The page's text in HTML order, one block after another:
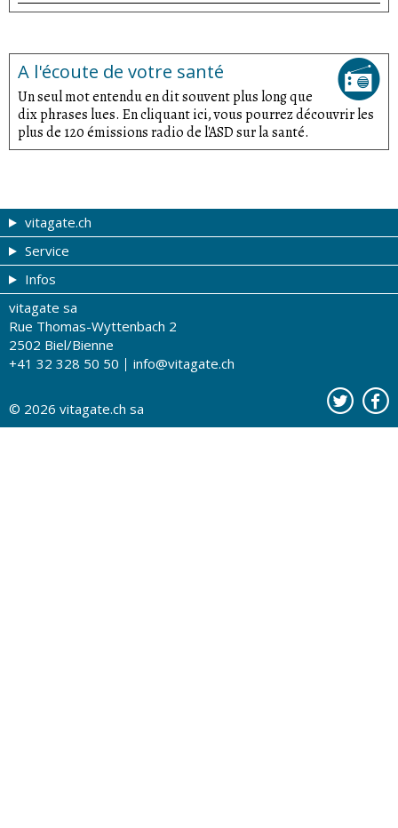
A l'écoute de votre santé
Un seul mot entendu en dit souvent plus long que
dix phrases lues. En cliquant ici, vous pourrez découvrir les
plus de 120 émissions radio de l'ASD sur la santé.
vitagate.ch
Forme et beauté
Thèmes de A à Z
Thérapies
La santé sur les ondes
Tests de santé
Service
Coupons
Tribune du droguiste
Lachen Drogerie GmbH
Drogueries partenaires
Contact
Infos
Impressum
Conditions d'utilisation
A notre sujet
Publicité sur vitagate.ch
vitagate sa
Rue Thomas-Wyttenbach 2
2502 Biel/Bienne
+41 32 328 50 50
info@vitagate.ch
© 2026 vitagate.ch sa